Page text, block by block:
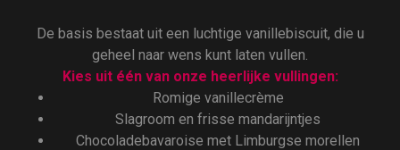
De basis bestaat uit een luchtige vanillebiscuit, die u
geheel naar wens kunt laten vullen.
Kies uit één van onze heerlijke vullingen:
Romige vanillecrème
Slagroom en frisse mandarijntjes
Chocoladebavaroise met Limburgse morellen